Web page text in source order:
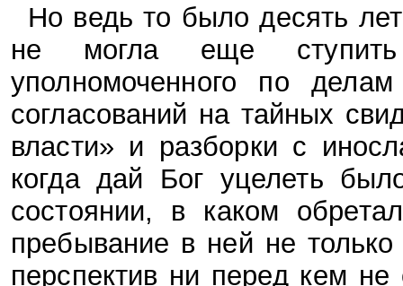
Но ведь то было десять
не могла еще ступить
уполномоченного по
согласований на тайных
власти» и разборки с
когда дай Бог уцелеть
состоянии, в каком
пребывание в ней не
перспектив ни перед кем